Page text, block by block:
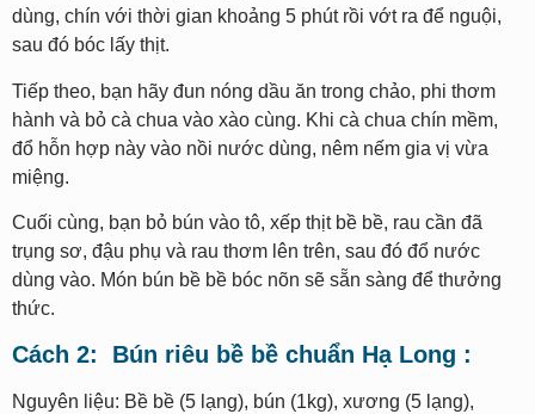
dùng, chín với thời gian khoảng 5 phút rồi vớt ra để nguội,
sau đó bóc lấy thịt.
Tiếp theo, bạn hãy đun nóng dầu ăn trong chảo, phi thơm
hành và bỏ cà chua vào xào cùng. Khi cà chua chín mềm,
đổ hỗn hợp này vào nồi nước dùng, nêm nếm gia vị vừa
miệng.
Cuối cùng, bạn bỏ bún vào tô, xếp thịt bề bề, rau cần đã
trụng sơ, đậu phụ và rau thơm lên trên, sau đó đổ nước
dùng vào. Món bún bề bề bóc nõn sẽ sẵn sàng để thưởng
thức.
Cách 2: Bún riêu bề bề chuẩn Hạ Long :
Nguyên liệu: Bề bề (5 lạng), bún (1kg), xương (5 lạng),